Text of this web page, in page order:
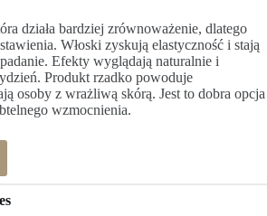
działa bardziej zrównoważenie, dlatego
Włoski zyskują elastyczność i stają
Efekty wyglądają naturalnie i
Produkt rzadko powoduje
osoby z wrażliwą skórą. Jest to dobra opcja
wzmocnienia.